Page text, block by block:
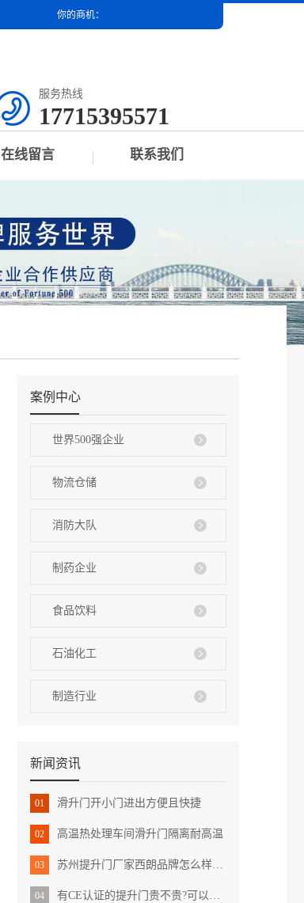
你的商机：
服务热线
17715395571
在线留言 联系我们
案例中心
世界500强企业
物流仓储
消防大队
制药企业
食品饮料
石油化工
制造行业
新闻资讯
01 滑升门开小门进出方便且快捷
02 高温热处理车间滑升门隔离耐高温
03 苏州提升门厂家西朗品牌怎么样?用户的真实反馈
04 有CE认证的提升门贵不贵?可以直接出口国外吗?